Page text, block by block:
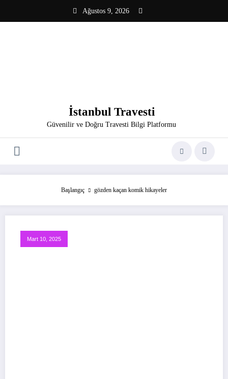
Ağustos 9, 2026
İstanbul Travesti
Güvenilir ve Doğru Travesti Bilgi Platformu
Başlangıç gözden kaçan komik hikayeler
Mart 10, 2025